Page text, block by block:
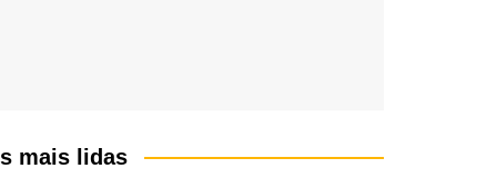
mais lidas